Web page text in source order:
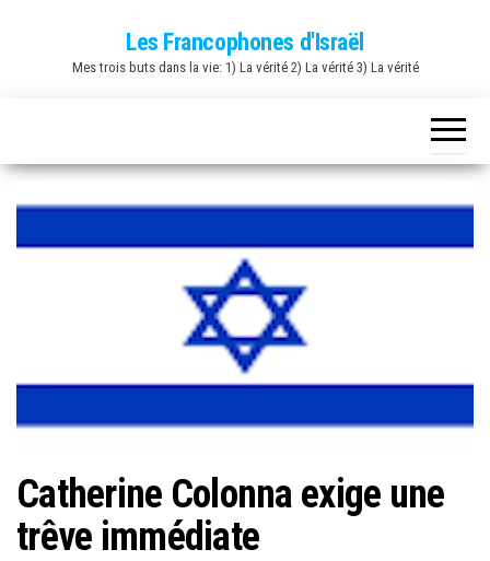
Les Francophones d'Israël
Mes trois buts dans la vie: 1) La vérité 2) La vérité 3) La vérité
Catherine Colonna exige une
trêve immédiate